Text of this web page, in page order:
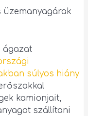
ágazat
súlyos hiány
kamionjait,
szállítani